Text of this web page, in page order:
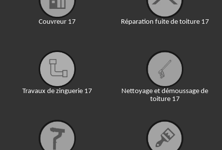
Couvreur 17
Travaux de zinguerie 17
Réparation fuite de toiture 17
Nettoyage et démoussage de
toiture 17